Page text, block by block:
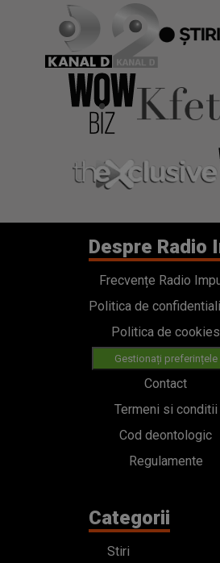
Despre Radio
Frecvențe Radio
Politica de
Politica de cookies
Gestionați preferințele
Contact
Termeni si conditii
Cod deontologic
Regulamente
Categorii
Stiri